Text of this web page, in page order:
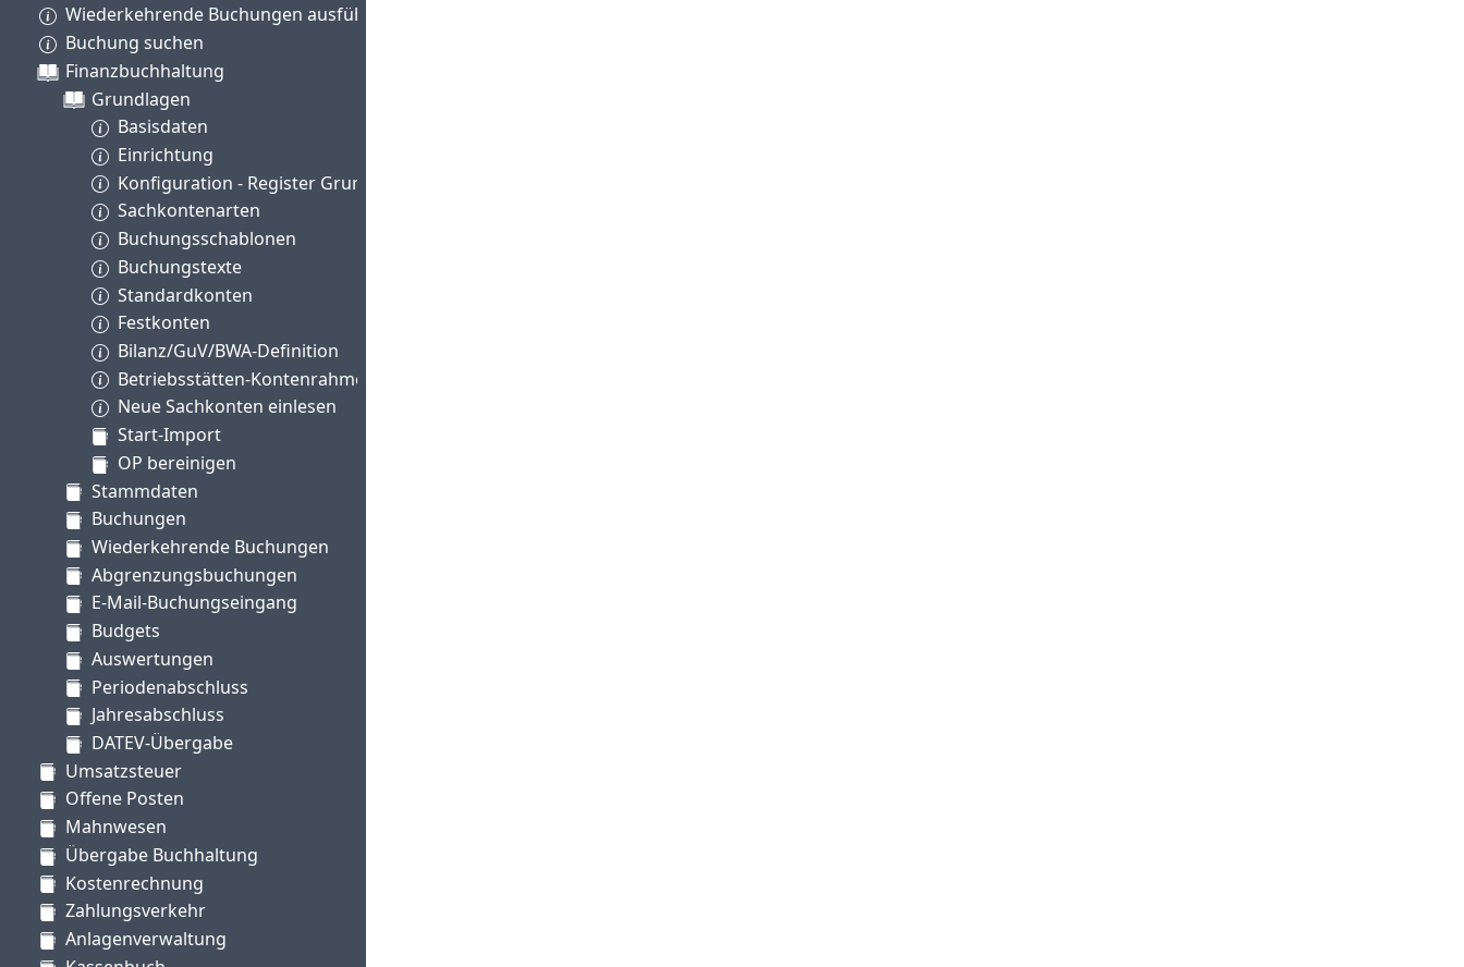
Wiederkehrende Buchungen ausführen
Buchung suchen
Finanzbuchhaltung
Grundlagen
Basisdaten
Einrichtung
Konfiguration - Register Grundlagen
Sachkontenarten
Buchungsschablonen
Buchungstexte
Standardkonten
Festkonten
Bilanz/GuV/BWA-Definition
Betriebsstätten-Kontenrahmen
Neue Sachkonten einlesen
Start-Import
OP bereinigen
Stammdaten
Buchungen
Wiederkehrende Buchungen
Abgrenzungsbuchungen
E-Mail-Buchungseingang
Budgets
Auswertungen
Periodenabschluss
Jahresabschluss
DATEV-Übergabe
Umsatzsteuer
Offene Posten
Mahnwesen
Übergabe Buchhaltung
Kostenrechnung
Zahlungsverkehr
Anlagenverwaltung